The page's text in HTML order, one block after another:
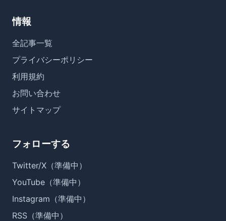
情報
全記事一覧
プライバシーポリシー
利用規約
お問い合わせ
サイトマップ
フォローする
Twitter/X（準備中）
YouTube（準備中）
Instagram（準備中）
RSS（準備中）